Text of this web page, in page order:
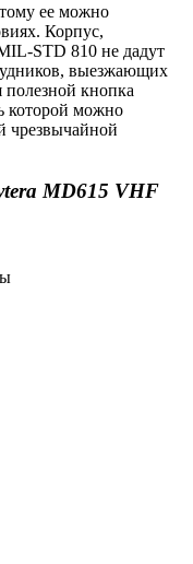
ее можно
Корпус,
STD 810 не дадут
выезжающих
полезной кнопка
которой можно
чрезвычайной
MD615 VHF